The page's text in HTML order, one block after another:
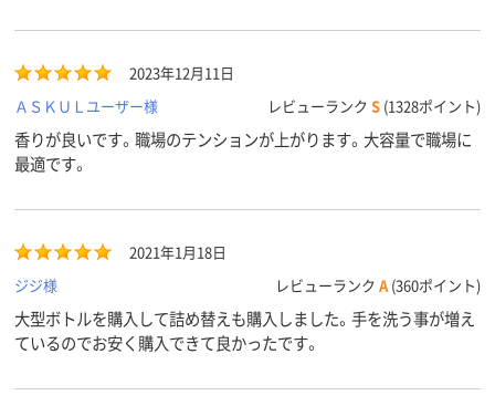
2023年12月11日
ＡＳＫＵＬユーザー様
レビューランク S (1328ポイント)
香りが良いです。職場のテンションが上がります。大容量で職場に
最適です。
2021年1月18日
ジジ様
レビューランク A (360ポイント)
大型ボトルを購入して詰め替えも購入しました。手を洗う事が増え
ているのでお安く購入できて良かったです。